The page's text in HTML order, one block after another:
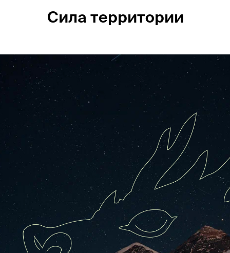
Мир
Команда
Дневник
Магазин
Сила территории